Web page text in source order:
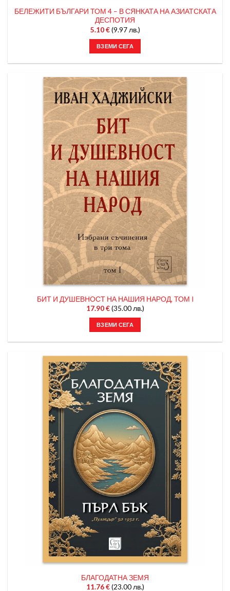
БЕЛЕЖИТИ БЪЛГАРИ ТОМ 4 – В СЯНКАТА НА АЗИАТСКАТА
ДЕСПОТИЯ
5.10€ (9.97 лв.)
ВЗЕМИ СЕГА
БИТ И ДУШЕВНОСТ НА НАШИЯ НАРОД, ТОМ I
17.90€ (35.00 лв.)
ВЗЕМИ СЕГА
БЛАГОДАТНА ЗЕМЯ
11.76€ (23.00 лв.)